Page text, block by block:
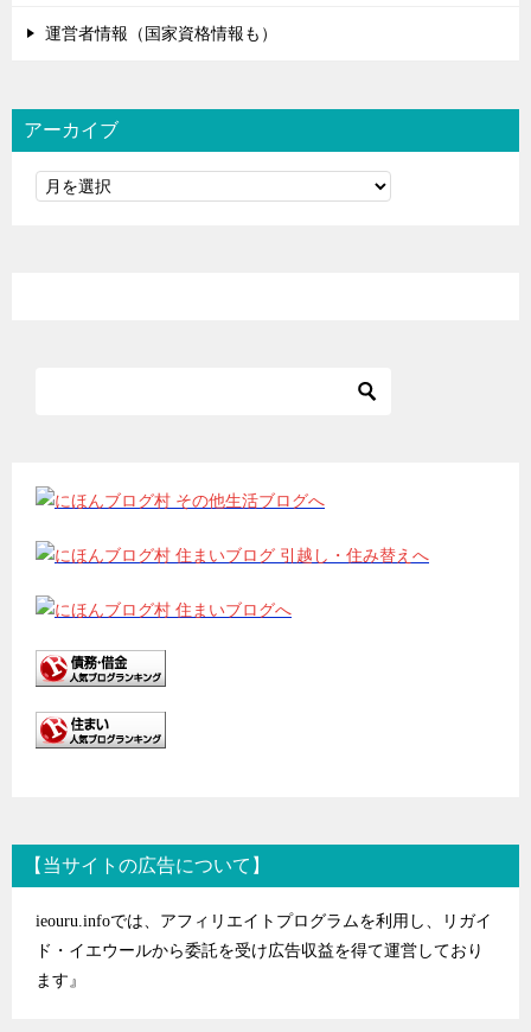
運営者情報（国家資格情報も）
アーカイブ
【当サイトの広告について】
ieouru.infoでは、アフィリエイトプログラムを利用し、リガイ
ド・イエウールから委託を受け広告収益を得て運営しており
ます』